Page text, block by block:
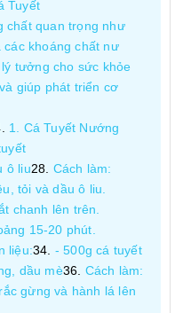
Tuyết
chất quan trọng như
các khoáng chất nư
tưởng cho sức khỏe
giúp phát triển cơ
1. Cá Tuyết Nướng
ô liu
Cách làm:
tỏi và dầu ô liu.
chanh lên trên.
15-20 phút.
liệu:
- 500g cá tuyết
dầu mè
Cách làm:
gừng và hành lá lên